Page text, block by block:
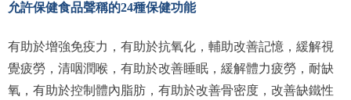
允許保健食品聲稱的24種保健功能
有助於增強免疫力，有助於抗氧化，輔助改善記憶，緩解視
覺疲勞，清咽潤喉，有助於改善睡眠，緩解體力疲勞，耐缺
氧，有助於控制體內脂肪，有助於改善骨密度，改善缺鐵性